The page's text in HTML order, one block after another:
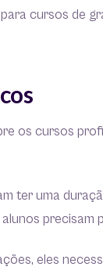
cursos de
os cursos
ter uma
precisam
eles